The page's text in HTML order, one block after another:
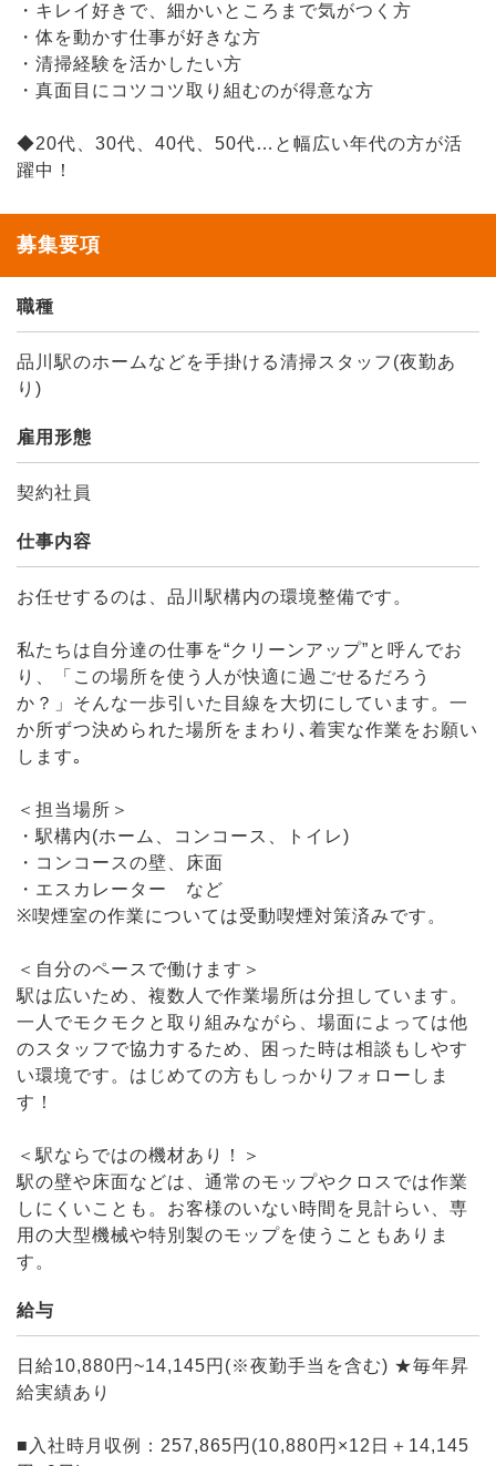
・キレイ好きで、細かいところまで気がつく方
・体を動かす仕事が好きな方
・清掃経験を活かしたい方
・真面目にコツコツ取り組むのが得意な方
◆20代、30代、40代、50代…と幅広い年代の方が活
躍中！
募集要項
職種
品川駅のホームなどを手掛ける清掃スタッフ(夜勤あ
り)
雇用形態
契約社員
仕事内容
お任せするのは、品川駅構内の環境整備です。
私たちは自分達の仕事を“クリーンアップ”と呼んでお
り、「この場所を使う人が快適に過ごせるだろう
か？」そんな一歩引いた目線を大切にしています。一
か所ずつ決められた場所をまわり､着実な作業をお願い
します｡
＜担当場所＞
・駅構内(ホーム、コンコース、トイレ)
・コンコースの壁、床面
・エスカレーター など
※喫煙室の作業については受動喫煙対策済みです。
＜自分のペースで働けます＞
駅は広いため、複数人で作業場所は分担しています。
一人でモクモクと取り組みながら、場面によっては他
のスタッフで協力するため、困った時は相談もしやす
い環境です。はじめての方もしっかりフォローしま
す！
＜駅ならではの機材あり！＞
駅の壁や床面などは、通常のモップやクロスでは作業
しにくいことも。お客様のいない時間を見計らい、専
用の大型機械や特別製のモップを使うこともありま
す。
給与
日給10,880円~14,145円(※夜勤手当を含む) ★毎年昇
給実績あり
■入社時月収例：257,865円(10,880円×12日＋14,145